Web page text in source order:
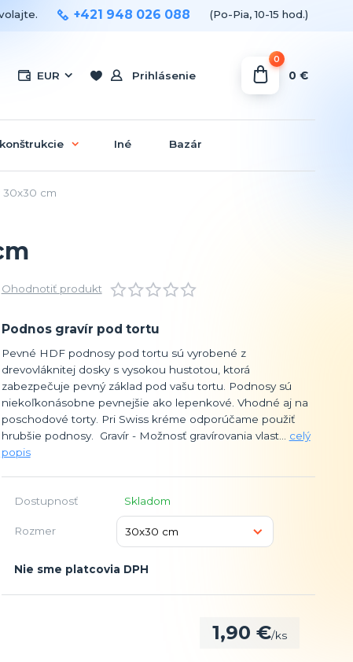
EUR Prihlásenie
+421 948 026 088 (Po-Pia, 10-15 hod.)
0
0 €
Iné Bazár
30x30 cm
Ohodnotiť produkt
Podnos gravír pod tortu
Pevné HDF podnosy pod tortu sú vyrobené z
drevovláknitej dosky s vysokou hustotou, ktorá
zabezpečuje pevný základ pod vašu tortu. Podnosy sú
niekoľkonásobne pevnejšie ako lepenkové. Vhodné aj na
poschodové torty. Pri Swiss kréme odporúčame použiť
hrubšie podnosy. Gravír - Možnosť gravírovania vlast... celý
popis
Dostupnosť Skladom
Rozmer
Nie sme platcovia DPH
1,90 €/ks